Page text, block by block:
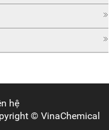
hệ
© VinaChemical